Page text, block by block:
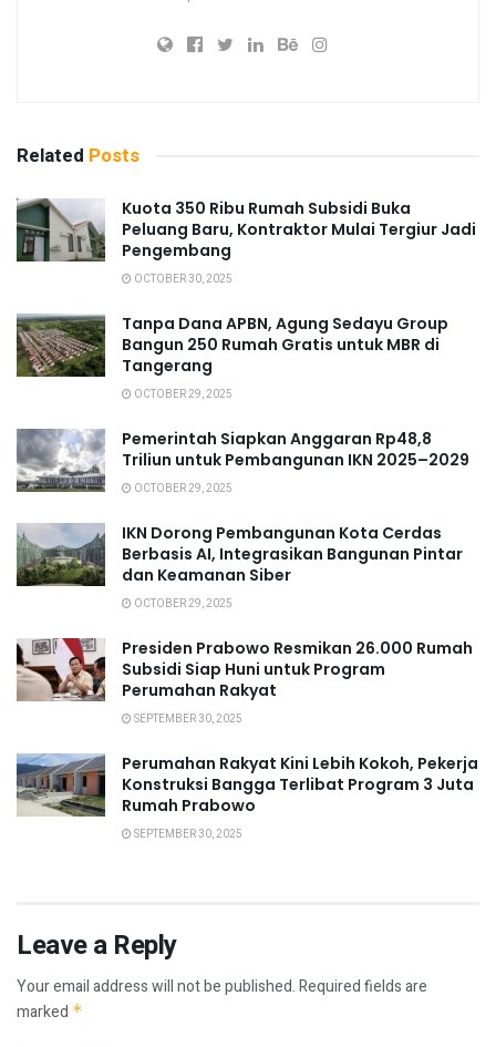
Related Posts
Kuota 350 Ribu Rumah Subsidi Buka
Peluang Baru, Kontraktor Mulai Tergiur Jadi
Pengembang
OCTOBER 30, 2025
Tanpa Dana APBN, Agung Sedayu Group
Bangun 250 Rumah Gratis untuk MBR di
Tangerang
OCTOBER 29, 2025
Pemerintah Siapkan Anggaran Rp48,8
Triliun untuk Pembangunan IKN 2025–2029
OCTOBER 29, 2025
IKN Dorong Pembangunan Kota Cerdas
Berbasis AI, Integrasikan Bangunan Pintar
dan Keamanan Siber
OCTOBER 29, 2025
Presiden Prabowo Resmikan 26.000 Rumah
Subsidi Siap Huni untuk Program
Perumahan Rakyat
SEPTEMBER 30, 2025
Perumahan Rakyat Kini Lebih Kokoh, Pekerja
Konstruksi Bangga Terlibat Program 3 Juta
Rumah Prabowo
SEPTEMBER 30, 2025
Leave a Reply
Your email address will not be published.Required fields are
marked *